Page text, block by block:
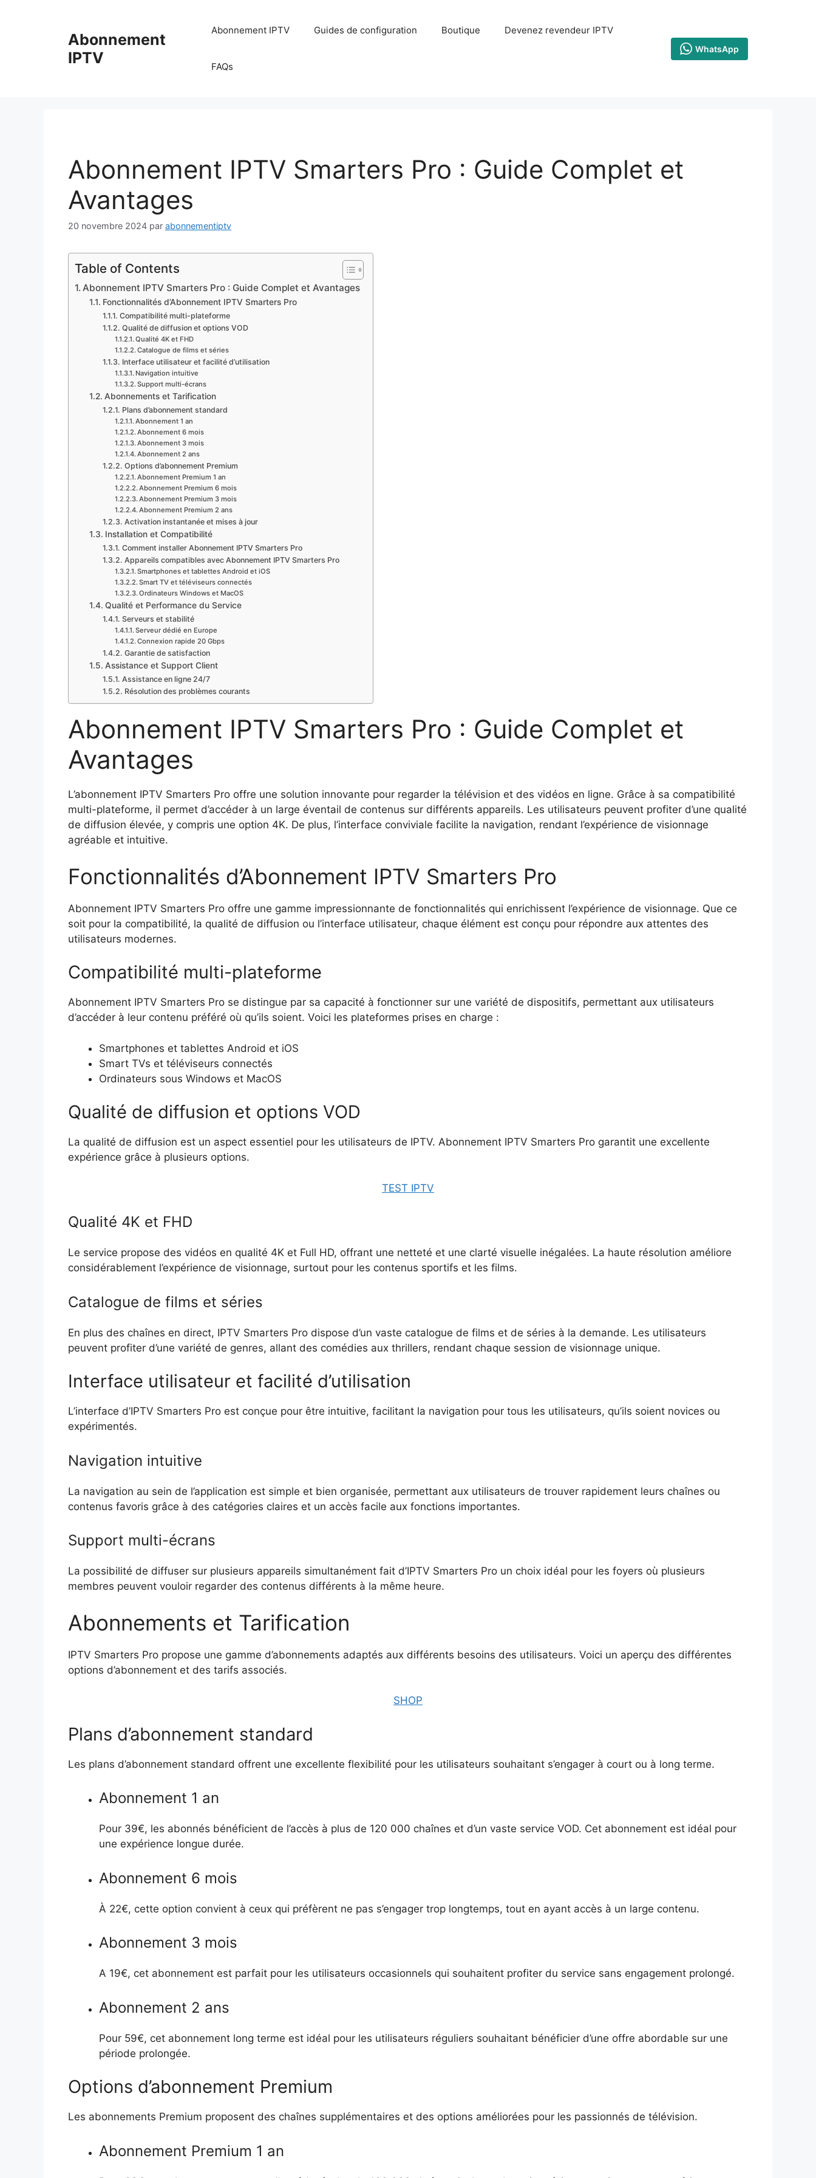
Abonnement
IPTV
Abonnement IPTV Guides de configuration Boutique Devenez revendeur IPTV
FAQs
WhatsApp
Abonnement IPTV Smarters Pro : Guide Complet et
Avantages
20 novembre 2024 par abonnementiptv
Table of Contents
Abonnement IPTV Smarters Pro : Guide Complet et Avantages
Fonctionnalités d’Abonnement IPTV Smarters Pro
Compatibilité multi-plateforme
Qualité de diffusion et options VOD
Qualité 4K et FHD
Catalogue de films et séries
Interface utilisateur et facilité d’utilisation
Navigation intuitive
Support multi-écrans
Abonnements et Tarification
Plans d’abonnement standard
Abonnement 1 an
Abonnement 6 mois
Abonnement 3 mois
Abonnement 2 ans
Options d’abonnement Premium
Abonnement Premium 1 an
Abonnement Premium 6 mois
Abonnement Premium 3 mois
Abonnement Premium 2 ans
Activation instantanée et mises à jour
Installation et Compatibilité
Comment installer Abonnement IPTV Smarters Pro
Appareils compatibles avec Abonnement IPTV Smarters Pro
Smartphones et tablettes Android et iOS
Smart TV et téléviseurs connectés
Ordinateurs Windows et MacOS
Qualité et Performance du Service
Serveurs et stabilité
Serveur dédié en Europe
Connexion rapide 20 Gbps
Garantie de satisfaction
Assistance et Support Client
Assistance en ligne 24/7
Résolution des problèmes courants
Abonnement IPTV Smarters Pro : Guide Complet et
Avantages
L’abonnement IPTV Smarters Pro offre une solution innovante pour regarder la télévision et des vidéos en ligne. Grâce à sa compatibilité
multi-plateforme, il permet d’accéder à un large éventail de contenus sur différents appareils. Les utilisateurs peuvent profiter d’une qualité
de diffusion élevée, y compris une option 4K. De plus, l’interface conviviale facilite la navigation, rendant l’expérience de visionnage
agréable et intuitive.
Fonctionnalités d’Abonnement IPTV Smarters Pro
Abonnement IPTV Smarters Pro offre une gamme impressionnante de fonctionnalités qui enrichissent l’expérience de visionnage. Que ce
soit pour la compatibilité, la qualité de diffusion ou l’interface utilisateur, chaque élément est conçu pour répondre aux attentes des
utilisateurs modernes.
Compatibilité multi-plateforme
Abonnement IPTV Smarters Pro se distingue par sa capacité à fonctionner sur une variété de dispositifs, permettant aux utilisateurs
d’accéder à leur contenu préféré où qu’ils soient. Voici les plateformes prises en charge :
Smartphones et tablettes Android et iOS
Smart TVs et téléviseurs connectés
Ordinateurs sous Windows et MacOS
Qualité de diffusion et options VOD
La qualité de diffusion est un aspect essentiel pour les utilisateurs de IPTV. Abonnement IPTV Smarters Pro garantit une excellente
expérience grâce à plusieurs options.
TEST IPTV
Qualité 4K et FHD
Le service propose des vidéos en qualité 4K et Full HD, offrant une netteté et une clarté visuelle inégalées. La haute résolution améliore
considérablement l’expérience de visionnage, surtout pour les contenus sportifs et les films.
Catalogue de films et séries
En plus des chaînes en direct, IPTV Smarters Pro dispose d’un vaste catalogue de films et de séries à la demande. Les utilisateurs
peuvent profiter d’une variété de genres, allant des comédies aux thrillers, rendant chaque session de visionnage unique.
Interface utilisateur et facilité d’utilisation
L’interface d’IPTV Smarters Pro est conçue pour être intuitive, facilitant la navigation pour tous les utilisateurs, qu’ils soient novices ou
expérimentés.
Navigation intuitive
La navigation au sein de l’application est simple et bien organisée, permettant aux utilisateurs de trouver rapidement leurs chaînes ou
contenus favoris grâce à des catégories claires et un accès facile aux fonctions importantes.
Support multi-écrans
La possibilité de diffuser sur plusieurs appareils simultanément fait d’IPTV Smarters Pro un choix idéal pour les foyers où plusieurs
membres peuvent vouloir regarder des contenus différents à la même heure.
Abonnements et Tarification
IPTV Smarters Pro propose une gamme d’abonnements adaptés aux différents besoins des utilisateurs. Voici un aperçu des différentes
options d’abonnement et des tarifs associés.
SHOP
Plans d’abonnement standard
Les plans d’abonnement standard offrent une excellente flexibilité pour les utilisateurs souhaitant s’engager à court ou à long terme.
Abonnement 1 an
Pour 39€, les abonnés bénéficient de l’accès à plus de 120 000 chaînes et d’un vaste service VOD. Cet abonnement est idéal pour
une expérience longue durée.
Abonnement 6 mois
À 22€, cette option convient à ceux qui préfèrent ne pas s’engager trop longtemps, tout en ayant accès à un large contenu.
Abonnement 3 mois
A 19€, cet abonnement est parfait pour les utilisateurs occasionnels qui souhaitent profiter du service sans engagement prolongé.
Abonnement 2 ans
Pour 59€, cet abonnement long terme est idéal pour les utilisateurs réguliers souhaitant bénéficier d’une offre abordable sur une
période prolongée.
Options d’abonnement Premium
Les abonnements Premium proposent des chaînes supplémentaires et des options améliorées pour les passionnés de télévision.
Abonnement Premium 1 an